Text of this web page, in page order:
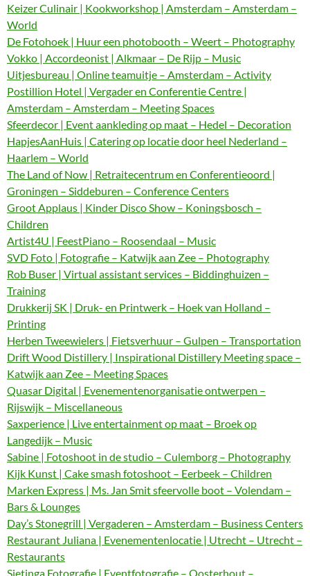
Keizer Culinair | Kookworkshop | Amsterdam – Amsterdam –
World
De Fotohoek | Huur een photobooth – Weert – Photography
Vokko | Accordeonist | Alkmaar – De Rijp – Music
Uitjesbureau | Online teamuitje – Amsterdam – Activity
Postillion Hotel | Vergader en Conferentie Centre |
Amsterdam – Amsterdam – Meeting Spaces
Sfeerdecor | Event aankleding op maat – Hedel – Decoration
HapjesAanHuis | Catering op locatie door heel Nederland –
Haarlem – World
The Land of Now | Retraitecentrum en Conferentieoord |
Groningen – Siddeburen – Conference Centers
Groot Applaus | Kinder Disco Show – Koningsbosch –
Children
Artist4U | FeestPiano – Roosendaal – Music
SVD Foto | Fotografie – Katwijk aan Zee – Photography
Rob Buser | Virtual assistant services – Biddinghuizen –
Training
Drukkerij SK | Druk- en Printwerk – Hoek van Holland –
Printing
Herben Tweewielers | Fietsverhuur – Gulpen – Transportation
Drift Wood Distillery | Inspirational Distillery Meeting space –
Katwijk aan Zee – Meeting Spaces
Quasar Digital | Evenementenorganisatie ontwerpen –
Rijswijk – Miscellaneous
Saxperience | Live entertainment op maat – Broek op
Langedijk – Music
Sabine | Fotoshoot in de studio – Culemborg – Photography
Kijk Kunst | Cake smash fotoshoot – Eerbeek – Children
Marken Express | Ms. Jan Smit sfeervolle boot – Volendam –
Bars & Lounges
Day’s Stonegrill | Vergaderen – Amsterdam – Business Centers
Restaurant Juliana | Evenementenlocatie | Utrecht – Utrecht –
Restaurants
Sietinga Fotografie | Eventfotografie – Oosterhout –